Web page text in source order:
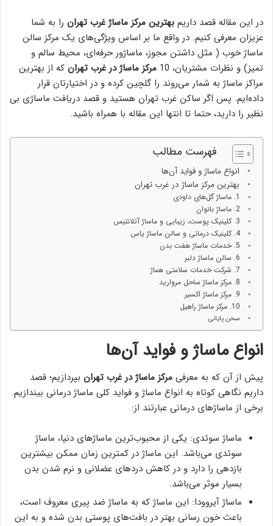
در این مقاله قصد داریم بهترین مرکز ماساژ غرب تهران را به شما
عزیزان معرفی کنیم. در واقع ما بر اساس ویژگی‌های یک مرکز سالن
ماساژ خوب ( مثل داشتن مجوز، ماساژور حرفه‌ای، محیط سالم و
تمیز) و نظرات مشتریان، 10
مرکز ماساژ در غرب تهران که از بهترین
مراکز ماساژ به شمار می‌روند را گلچین کرده و در اختیارتان قرار
داده‌ایم. پس اگر ساکن غرب تهران هستید و قصد دریافت ماساژی بی
نظیر را دارید، حتما تا انتها این مقاله با همراه باشید.
فهرست مطالب
انواع ماساژ و فواید آن‌ها
بهترین مرکز ماساژ در غرب تهران
1. ماساژ گل‌های داودی
2. ماساژ بانوان
3. کلینیک پوست، زیبایی و ماساژ آتلانتیس
4. کلینیک درمانی و سالن ماساژ یاس
5. خدمات ماساژ هفت بدن
6. سالن ماساژ دلبر
7. شرکت خدمات سلامتی هماژ
8. مرکز ماساژ ساحل مروارید
9. مرکز ماساژ اکسیر
10. مرکز ماساژ راهیل
سخن پایانی
انواع ماساژ و فواید آن‌ها
پیش از آن که به معرفی مرکز ماساژ در غرب تهران بپردازیم؛ قصد
داریم نگاهی کوتاه به انواع ماساژ و فواید کلی ماساژ درمانی بیندازیم.
برخی از ماساژ‌های درمانی عبارتند از:
ماساژ سوئدی: یکی از محبوب‌ترین ماساژ‌‌های دنیا، ماساژ
سوئدی می‌باشد. این ماساژ در کمترین زمان ممکن بیشترین
بازدهی را دارد و در کاهش درد‌های عضلانی و نرم شدن بدن
بسیار موثر می‌باشد.
ماساژ آیروودا: این ماساژ که به ماساژ ضد پیری معروف است،
باعث خون رسانی بهتر در بافت‌های پوستی بدن شده و به این